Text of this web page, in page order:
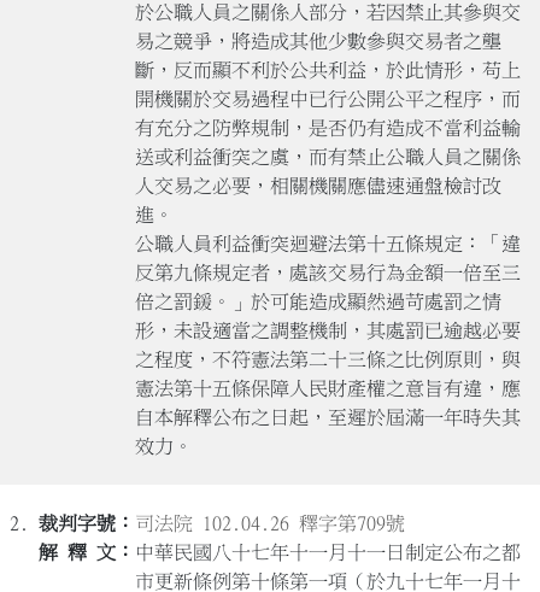
於公職人員之關係人部分，若因禁止其參與交
易之競爭，將造成其他少數參與交易者之壟
斷，反而顯不利於公共利益，於此情形，苟上
開機關於交易過程中已行公開公平之程序，而
有充分之防弊規制，是否仍有造成不當利益輸
送或利益衝突之虞，而有禁止公職人員之關係
人交易之必要，相關機關應儘速通盤檢討改
進。
公職人員利益衝突迴避法第十五條規定：「違
反第九條規定者，處該交易行為金額一倍至三
倍之罰鍰。」於可能造成顯然過苛處罰之情
形，未設適當之調整機制，其處罰已逾越必要
之程度，不符憲法第二十三條之比例原則，與
憲法第十五條保障人民財產權之意旨有違，應
自本解釋公布之日起，至遲於屆滿一年時失其
2.
司法院 102.04.26 釋字第709號
中華民國八十七年十一月十一日制定公布之都
市更新條例第十條第一項（於九十七年一月十